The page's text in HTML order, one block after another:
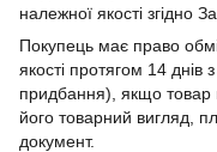
належної якості згідно
Покупець має право
якості протягом 14
придбання), якщо товар
його товарний вигляд,
документ.